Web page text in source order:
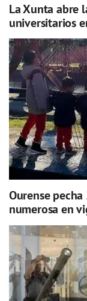
La Xunta abre
universitarios
Ourense
numerosa en